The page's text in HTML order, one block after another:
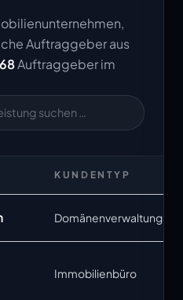
Auftraggeber aus
68Auftraggeber im
KUNDENTYP
Domänenverwaltung
Immobilienbüro